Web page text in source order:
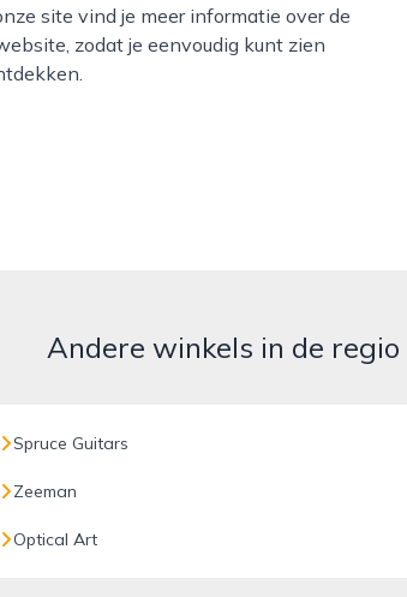
site vind je meer informatie over de
zodat je eenvoudig kunt zien
Andere winkels in de regio
Spruce Guitars
Zeeman
Optical Art